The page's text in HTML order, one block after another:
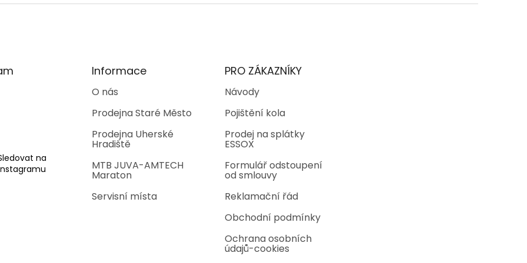
na
Informace
O nás
Prodejna Staré Město
Prodejna Uherské
Hradiště
MTB JUVA-AMTECH
Maraton
Servisní místa
PRO ZÁKAZNÍKY
Návody
Pojištění kola
Prodej na splátky
ESSOX
Formulář odstoupení
od smlouvy
Reklamační řád
Obchodní podmínky
Ochrana osobních
údajů-cookies